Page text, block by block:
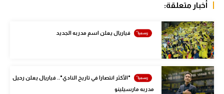
كرة السلة الأمريكية
كرة سلة
كرة يد
أخبار متعلقة:
فياريال يعلن اسم مدربه الجديد
"الأكثر انتصارا في تاريخ النادي".. فياريال يعلن رحيل
مدربه مارسيلينو